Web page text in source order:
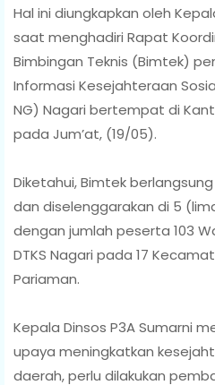
Hal ini diungkapkan oleh
saat menghadiri Rapat
Bimbingan Teknis (Bimtek)
Informasi Kesejahteraan
NG) Nagari bertempat di
pada Jum’at, (19/05).
Diketahui, Bimtek
dan diselenggarakan di 5
dengan jumlah peserta 103
DTKS Nagari pada 17
Pariaman.
Kepala Dinsos P3A Sumarni
upaya meningkatkan
daerah, perlu dilakukan